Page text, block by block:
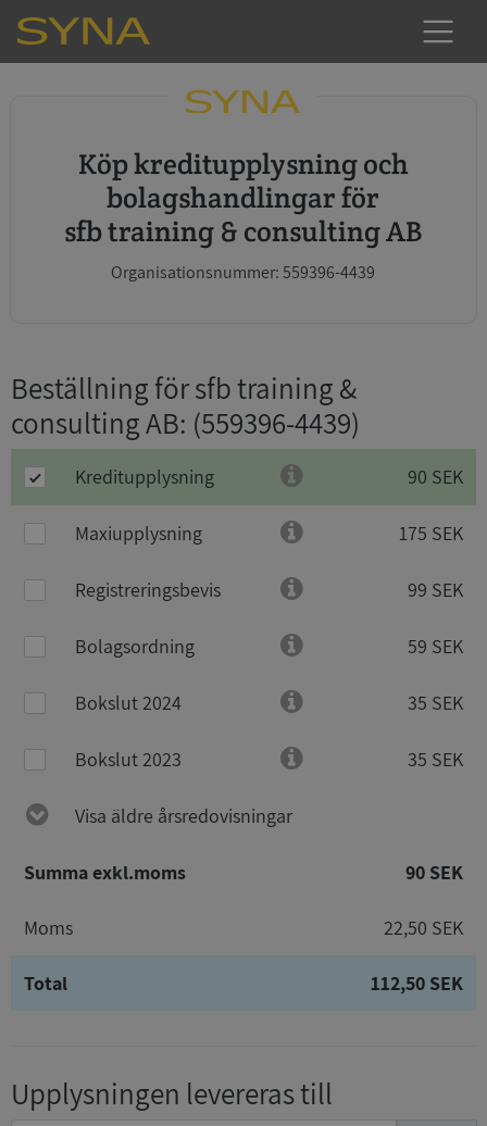
Köp kreditupplysning och
bolagshandlingar för
sfb training & consulting AB
Organisationsnummer: 559396-4439
Beställning för sfb training &
consulting AB: (559396-4439)
Kreditupplysning 90 SEK
Maxiupplysning 175 SEK
Registreringsbevis 99 SEK
Bolagsordning 59 SEK
Bokslut 2024 35 SEK
Bokslut 2023 35 SEK
Visa äldre årsredovisningar
Summa exkl.moms 90 SEK
Moms 22,50 SEK
Total 112,50 SEK
Upplysningen levereras till